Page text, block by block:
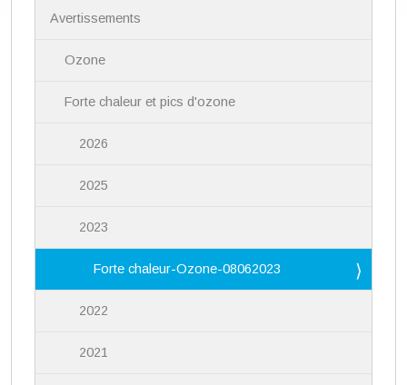
Avertissements
Ozone
Forte chaleur et pics d'ozone
2026
2025
2023
Forte chaleur-Ozone-08062023
2022
2021